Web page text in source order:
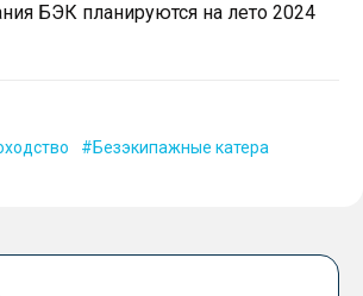
БЭК планируются на лето 2024
Безэкипажные катера